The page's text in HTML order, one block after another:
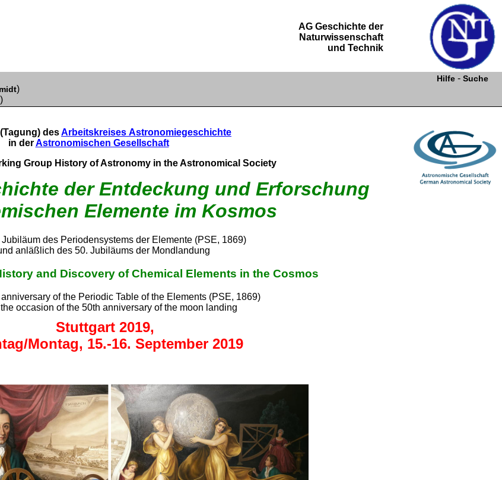
AG Geschichte der
Naturwissenschaft
und Technik
)
)
Hilfe - Suche
desArbeitskreises Astronomiegeschichte
in derAstronomischen Gesellschaft
Group History of Astronomy in the Astronomical Society
der Entdeckung und Erforschung
Elemente im Kosmos
des Periodensystems der Elemente (PSE, 1869)
anläßlich des 50. Jubiläums der Mondlandung
and Discovery of Chemical Elements in the Cosmos
of the Periodic Table of the Elements (PSE, 1869)
occasion of the 50th anniversary of the moon landing
Stuttgart 2019,
Montag, 15.-16. September 2019